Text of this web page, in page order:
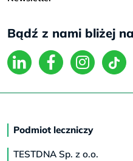
Bądź z nami bliżej
Podmiot leczniczy
TESTDNA Sp. z o.o.